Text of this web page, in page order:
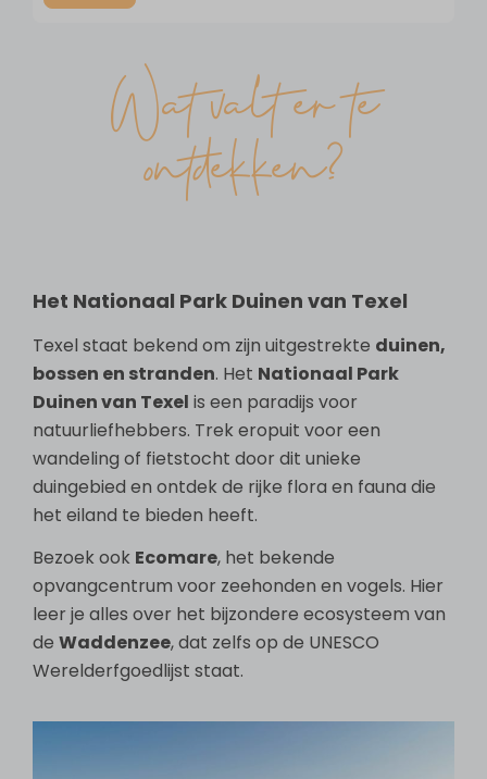
Wat valt er te
ontdekken?
Het Nationaal Park Duinen van Texel
Texel staat bekend om zijn uitgestrekte duinen,
bossen en stranden. Het Nationaal Park
Duinen van Texel is een paradijs voor
natuurliefhebbers. Trek eropuit voor een
wandeling of fietstocht door dit unieke
duingebied en ontdek de rijke flora en fauna die
het eiland te bieden heeft.
Bezoek ook Ecomare, het bekende
opvangcentrum voor zeehonden en vogels. Hier
leer je alles over het bijzondere ecosysteem van
deWaddenzee, dat zelfs op de UNESCO
Werelderfgoedlijst staat.